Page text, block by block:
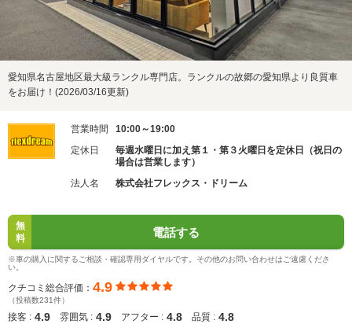
愛知県名古屋地区最大級ランクル専門店。ランクルの故郷の愛知県より良質車
をお届け！(2026/03/16更新)
営業時間
10:00～19:00
定休日
毎週水曜日に加え第１・第３火曜日を定休日（祝日の
場合は営業します）
法人名
株式会社フレックス・ドリーム
無
料
電話する
※車の購入に関するご相談・確認専用ダイヤルです。その他のお問い合わせはご遠慮くださ
い。
クチコミ総合評価： 4.9
（投稿数231件）
接客 : 4.9 雰囲気 : 4.9 アフター : 4.8 品質 : 4.8